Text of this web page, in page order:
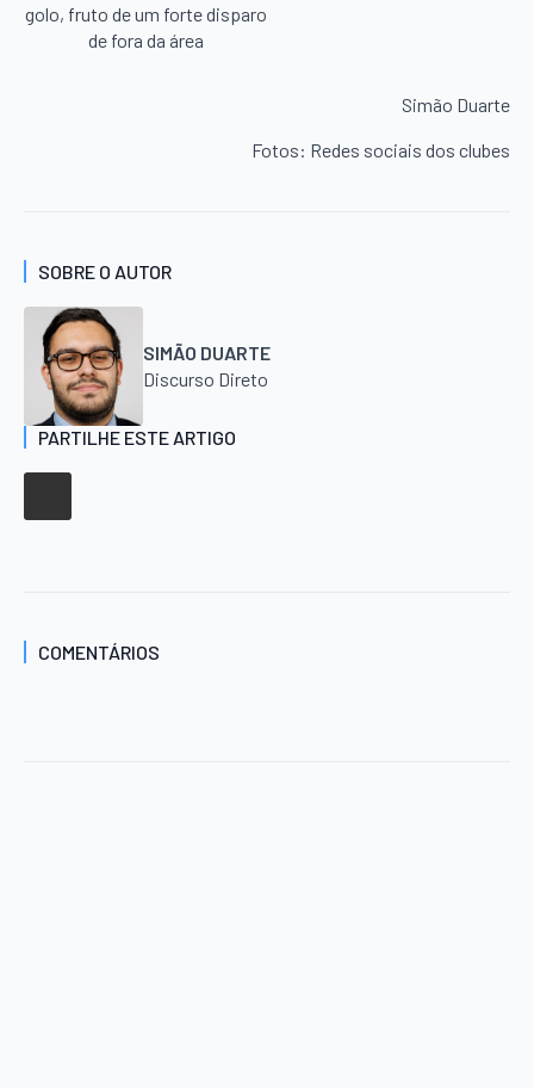
golo, fruto de um forte disparo
de fora da área
Simão Duarte
Fotos: Redes sociais dos clubes
SOBRE O AUTOR
SIMÃO DUARTE
Discurso Direto
PARTILHE ESTE ARTIGO
COMENTÁRIOS